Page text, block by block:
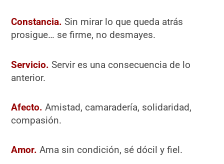
Constancia. Sin mirar lo que queda atrás
prosigue… se firme, no desmayes.
Servicio. Servir es una consecuencia de lo
anterior.
Afecto. Amistad, camaradería, solidaridad,
compasión.
Amor. Ama sin condición, sé dócil y fiel.